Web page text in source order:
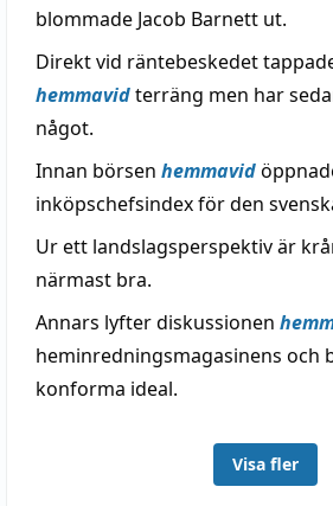
blommade Jacob Barnett ut.
Direkt vid räntebeskedet
hemmavidterräng men har
något.
Innan börsen hemmavid
inköpschefsindex för den
Ur ett landslagsperspektiv är
närmast bra.
Annars lyfter diskussionen
heminredningsmagasinens och
konforma ideal.
Visa fler